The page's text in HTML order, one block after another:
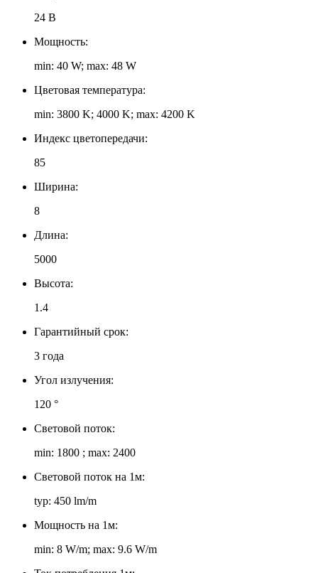
24 В
Мощность:
min: 40 W; max: 48 W
Цветовая температура:
min: 3800 K; 4000 K; max: 4200 K
Индекс цветопередачи:
85
Ширина:
8
Длина:
5000
Высота:
1.4
Гарантийный срок:
3 года
Угол излучения:
120 °
Световой поток:
min: 1800 ; max: 2400
Световой поток на 1м:
typ: 450 lm/m
Мощность на 1м:
min: 8 W/m; max: 9.6 W/m